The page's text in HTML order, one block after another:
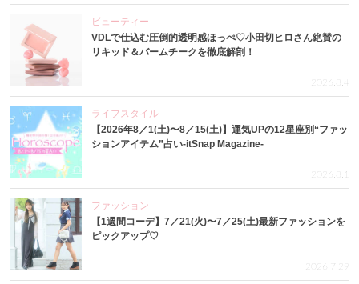
ビューティー
VDLで仕込む圧倒的透明感ほっぺ♡小田切ヒロさん絶賛の
リキッド＆バームチークを徹底解剖！
2026.8.4
ライフスタイル
【2026年8／1(土)〜8／15(土)】運気UPの12星座別“ファッ
ションアイテム”占い-itSnap Magazine-
2026.8.1
ファッション
【1週間コーデ】7／21(火)〜7／25(土)最新ファッションを
ピックアップ♡
2026.7.29